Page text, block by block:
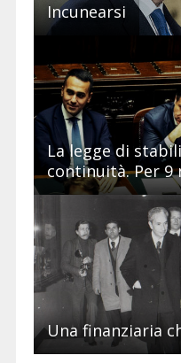
Incunearsi
La legge di
continuità. Per
Una finanziaria